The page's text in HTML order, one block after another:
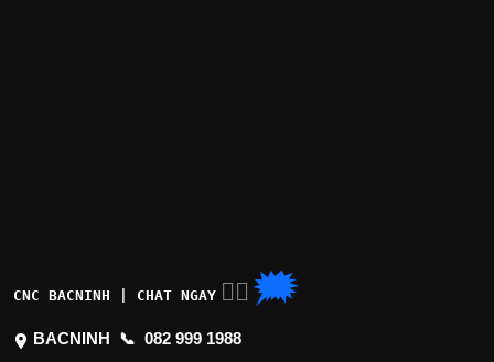
CNC BACNINH | CHAT NGAY 👉🏽 🗯
BACNINH 📞 082 999 1988